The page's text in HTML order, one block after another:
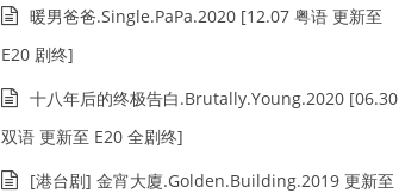
暖男爸爸.Single.PaPa.2020 [12.07 粤语 更新至
E20 剧终]
十八年后的终极告白.Brutally.Young.2020 [06.30
双语 更新至 E20 全剧终]
[港台剧] 金宵大廈.Golden.Building.2019 更新至